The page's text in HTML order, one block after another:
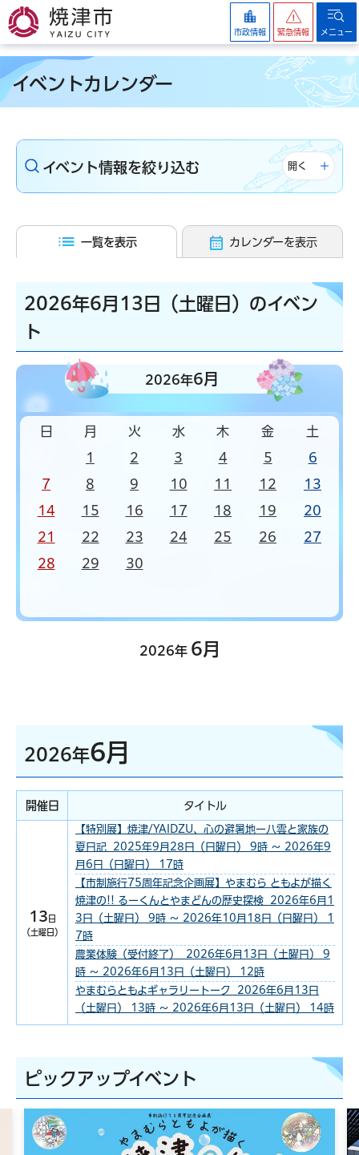
焼津市
市政情報 緊急情報 メニュー
イベントカレンダー
イベント情報を絞り込む 開く
一覧を表示 カレンダーを表示
2026年6月13日（土曜日）のイベン
ト
2026年6月
日 月 火 水 木 金 土
1 2 3 4 5 6
7 8 9 10 11 12 13
14 15 16 17 18 19 20
21 22 23 24 25 26 27
28 29 30
2026年 6月
2026年6月
開催日 タイトル
13 日
（土曜日）
【特別展】焼津/YAIDZU、心の避暑地ー八雲と家族の
夏日記 2025年9月28日（日曜日） 9時 ～ 2026年9
月6日（日曜日） 17時
【市制施行75周年記念企画展】やまむら ともよが描く
焼津の!! るーくんとやまどんの歴史探検 2026年6月1
3日（土曜日） 9時 ～ 2026年10月18日（日曜日） 1
7時
農業体験（受付終了） 2026年6月13日（土曜日） 9
時 ～ 2026年6月13日（土曜日） 12時
やまむらともよギャラリートーク 2026年6月13日
（土曜日） 13時 ～ 2026年6月13日（土曜日） 14時
ピックアップイベント